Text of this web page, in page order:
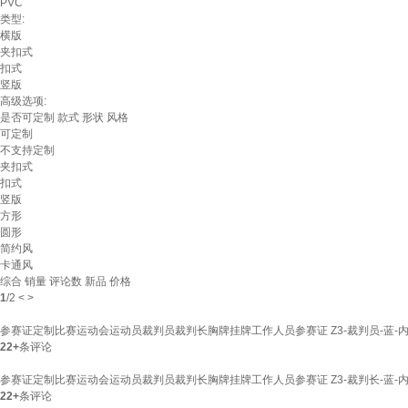
PVC
类型:
横版
夹扣式
扣式
竖版
高级选项:
是否可定制 款式 形状 风格
可定制
不支持定制
夹扣式
扣式
竖版
方形
圆形
简约风
卡通风
综合 销量 评论数 新品 价格
1/2 < >
参赛证定制比赛运动会运动员裁判员裁判长胸牌挂牌工作人员参赛证 Z3-裁判员-蓝-
22+条评论
参赛证定制比赛运动会运动员裁判员裁判长胸牌挂牌工作人员参赛证 Z3-裁判长-蓝-
22+条评论